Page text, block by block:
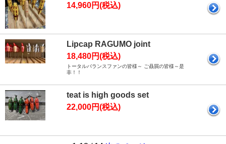
14,960円(税込)
Lipcap RAGUMO joint
18,480円(税込)
トータルバランスファンの皆様～ ご贔屓の皆様～是
非！！
teat is high goods set
22,000円(税込)